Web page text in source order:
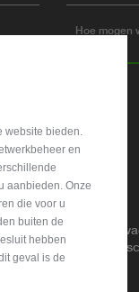
Hoe mogen
ik dat ik het
zoals hierin
bieden.
en
aanbieden. Onze
die voor u
buiten de
hebben
geval is de